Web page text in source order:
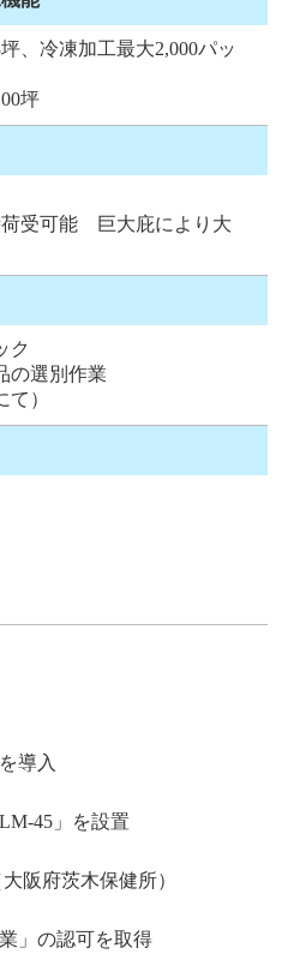
、冷凍加工最大2,000パッ
坪
荷受可能 巨大庇により大
ク
の選別作業
）
導入
45」を設置
阪府茨木保健所）
」の認可を取得